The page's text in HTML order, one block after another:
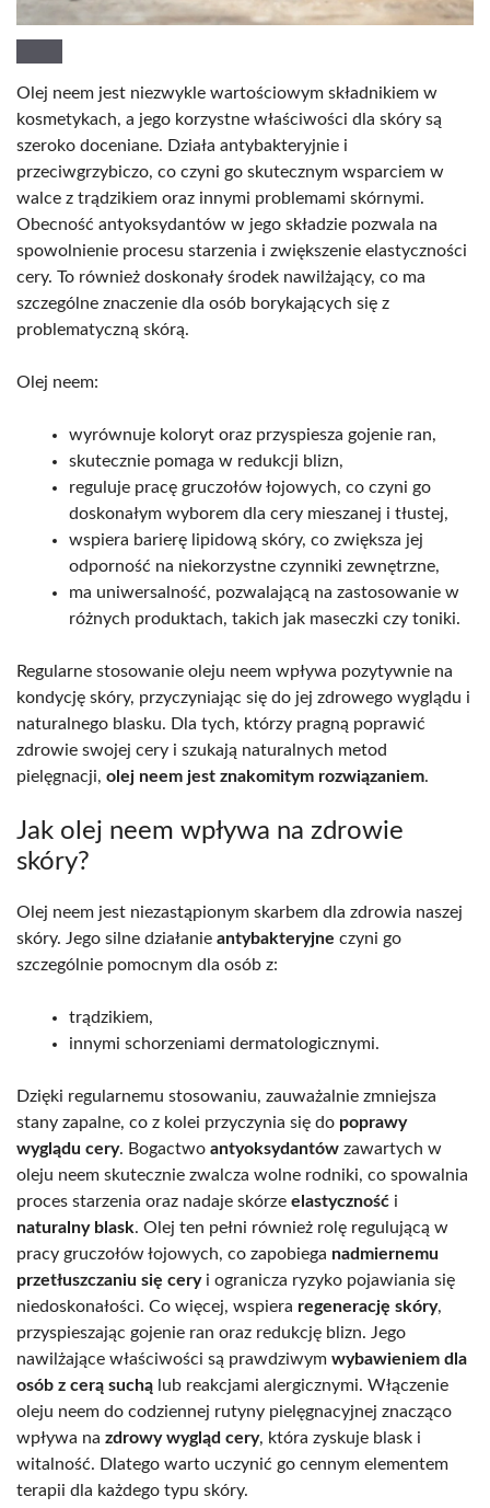
Olej neem jest niezwykle wartościowym składnikiem w
kosmetykach, a jego korzystne właściwości dla skóry są
szeroko doceniane. Działa antybakteryjnie i
przeciwgrzybiczo, co czyni go skutecznym wsparciem w
walce z trądzikiem oraz innymi problemami skórnymi.
Obecność antyoksydantów w jego składzie pozwala na
spowolnienie procesu starzenia i zwiększenie elastyczności
cery. To również doskonały środek nawilżający, co ma
szczególne znaczenie dla osób borykających się z
problematyczną skórą.
Olej neem:
wyrównuje koloryt oraz przyspiesza gojenie ran,
skutecznie pomaga w redukcji blizn,
reguluje pracę gruczołów łojowych, co czyni go
doskonałym wyborem dla cery mieszanej i tłustej,
wspiera barierę lipidową skóry, co zwiększa jej
odporność na niekorzystne czynniki zewnętrzne,
ma uniwersalność, pozwalającą na zastosowanie w
różnych produktach, takich jak maseczki czy toniki.
Regularne stosowanie oleju neem wpływa pozytywnie na
kondycję skóry, przyczyniając się do jej zdrowego wyglądu i
naturalnego blasku. Dla tych, którzy pragną poprawić
zdrowie swojej cery i szukają naturalnych metod
pielęgnacji, olej neem jest znakomitym rozwiązaniem.
Jak olej neem wpływa na zdrowie
skóry?
Olej neem jest niezastąpionym skarbem dla zdrowia naszej
skóry. Jego silne działanie antybakteryjne czyni go
szczególnie pomocnym dla osób z:
trądzikiem,
innymi schorzeniami dermatologicznymi.
Dzięki regularnemu stosowaniu, zauważalnie zmniejsza
stany zapalne, co z kolei przyczynia się do poprawy
wyglądu cery. Bogactwo antyoksydantów zawartych w
oleju neem skutecznie zwalcza wolne rodniki, co spowalnia
proces starzenia oraz nadaje skórze elastyczność i
naturalny blask. Olej ten pełni również rolę regulującą w
pracy gruczołów łojowych, co zapobiega nadmiernemu
przetłuszczaniu się ceryi ogranicza ryzyko pojawiania się
niedoskonałości. Co więcej, wspiera regenerację skóry,
przyspieszając gojenie ran oraz redukcję blizn. Jego
nawilżające właściwości są prawdziwym wybawieniem dla
osób z cerą suchą lub reakcjami alergicznymi. Włączenie
oleju neem do codziennej rutyny pielęgnacyjnej znacząco
wpływa na zdrowy wygląd cery, która zyskuje blask i
witalność. Dlatego warto uczynić go cennym elementem
terapii dla każdego typu skóry.